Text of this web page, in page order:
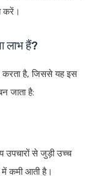
करें।
लाभ हैं?
करता है, जिससे यह इस
जाता है:
उपचारों से जुड़ी उच्च
कमी आती है।